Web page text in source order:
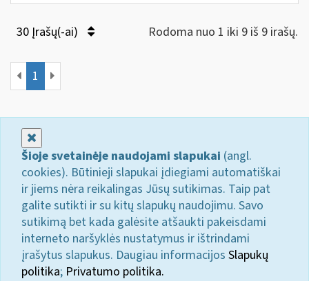
30 Įrašų(-ai) Rodoma nuo 1 iki 9 iš 9 irašų.
1
Šioje svetainėje naudojami slapukai (angl.
cookies). Būtinieji slapukai įdiegiami automatiškai
ir jiems nėra reikalingas Jūsų sutikimas. Taip pat
galite sutikti ir su kitų slapukų naudojimu. Savo
sutikimą bet kada galėsite atšaukti pakeisdami
interneto naršyklės nustatymus ir ištrindami
įrašytus slapukus. Daugiau informacijos Slapukų
politika; Privatumo politika.